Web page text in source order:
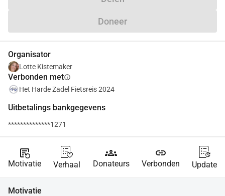
Doneer
Organisator
Lotte Kistemaker
Verbonden metinfo
Het Harde Zadel Fietsreis 2024
Uitbetalings bankgegevens
**************1271
source_notes
Motivatie Verhaal
groups
Donateurs
link
Verbonden Update
Motivatie